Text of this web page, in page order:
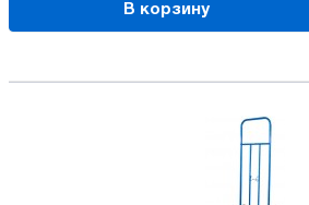
В корзину